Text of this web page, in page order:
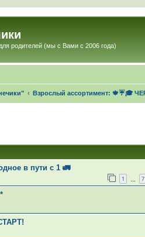
родителей (мы с Вами с 2006 года)
Взрослый ассортимент: 🍁☔🎓
в пути с 1 🚛
1